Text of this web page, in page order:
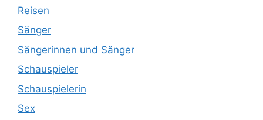
Reisen
Sänger
Sängerinnen und Sänger
Schauspieler
Schauspielerin
Sex